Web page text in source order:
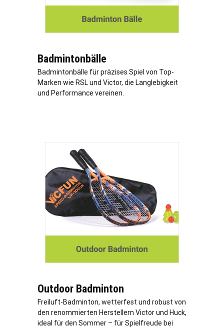
Badmintonbälle
Badmintonbälle für präzises Spiel von Top-
Marken wie RSL und Victor, die Langlebigkeit
und Performance vereinen.
Outdoor Badminton
Freiluft-Badminton, wetterfest und robust von
den renommierten Herstellern Victor und Huck,
ideal für den Sommer – für Spielfreude bei